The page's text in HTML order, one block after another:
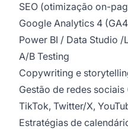
SEO (otimização on-
Google Analytics 4
Power BI / Data Studio /
A/B Testing
Copywriting e
Gestão de redes
TikTok, Twitter/X,
Estratégias de